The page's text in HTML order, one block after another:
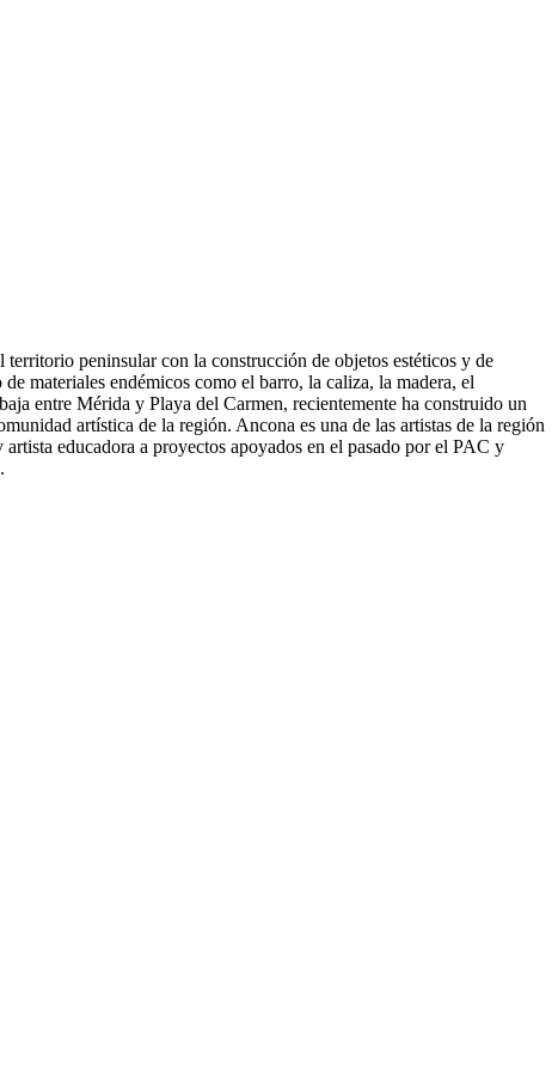
peninsular con la construcción de objetos estéticos y de
materiales endémicos como el barro, la caliza, la madera, el
entre Mérida y Playa del Carmen, recientemente ha construido un
artística de la región. Ancona es una de las artistas de la región
educadora a proyectos apoyados en el pasado por el PAC y